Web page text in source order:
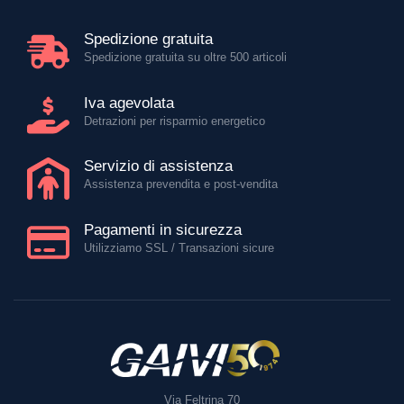
Spedizione gratuita
Spedizione gratuita su oltre 500 articoli
Iva agevolata
Detrazioni per risparmio energetico
Servizio di assistenza
Assistenza prevendita e post-vendita
Pagamenti in sicurezza
Utilizziamo SSL / Transazioni sicure
Via Feltrina 70